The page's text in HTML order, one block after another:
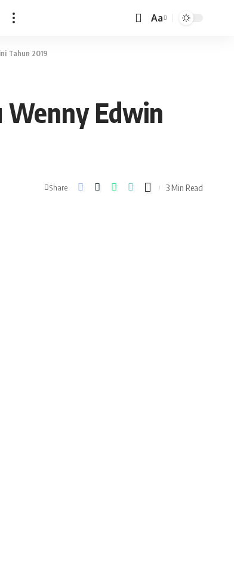
Font
Aa
Tahun 2019
Wenny Edwin
Share 3 Min Read